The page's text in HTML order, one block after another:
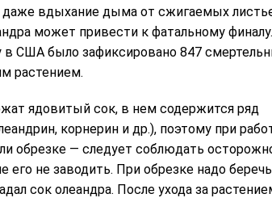
даже вдыхание дыма от сжигаемых
может привести к фатальному финалу.
в США было зафиксировано 847
растением.
ядовитый сок, в нем содержится ряд
корнерин и др.), поэтому при
обрезке — следует соблюдать
его не заводить. При обрезке надо беречь
сок олеандра. После ухода за